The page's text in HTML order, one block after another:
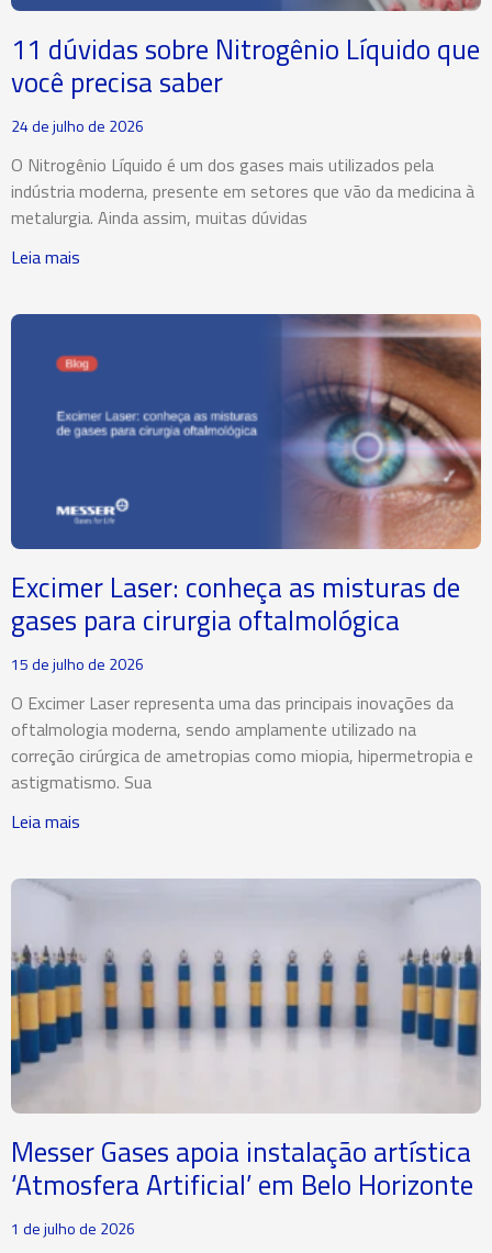
11 dúvidas sobre Nitrogênio Líquido que
você precisa saber
24 de julho de 2026
O Nitrogênio Líquido é um dos gases mais utilizados pela
indústria moderna, presente em setores que vão da medicina à
metalurgia. Ainda assim, muitas dúvidas
Leia mais
Excimer Laser: conheça as misturas de
gases para cirurgia oftalmológica
15 de julho de 2026
O Excimer Laser representa uma das principais inovações da
oftalmologia moderna, sendo amplamente utilizado na
correção cirúrgica de ametropias como miopia, hipermetropia e
astigmatismo. Sua
Leia mais
Messer Gases apoia instalação artística
‘Atmosfera Artificial’ em Belo Horizonte
1 de julho de 2026